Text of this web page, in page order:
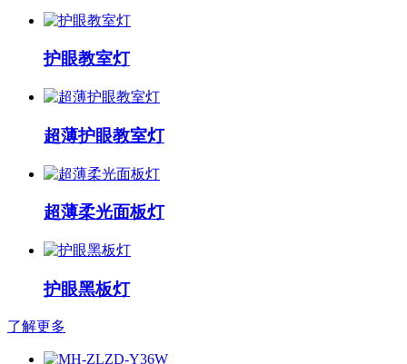
护眼教室灯
超薄护眼教室灯
超薄柔光面板灯
护眼黑板灯
了解更多